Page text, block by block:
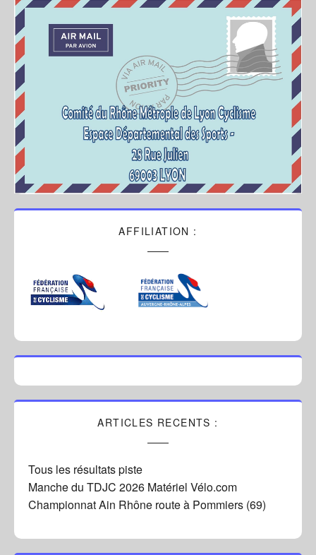
AFFILIATION :
ARTICLES RECENTS :
Tous les résultats piste
Manche du TDJC 2026 Matériel Vélo.com
Championnat Ain Rhône route à Pommiers (69)